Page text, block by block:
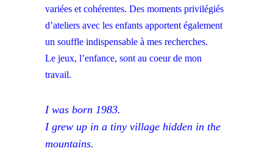
variées et cohérentes. Des moments privilégiés
d’ateliers avec les enfants apportent également
un souffle indispensable à mes recherches.
Le jeux, l’enfance, sont au coeur de mon
travail.
I was born 1983.
I grew up in a tiny village hidden in the
mountains.